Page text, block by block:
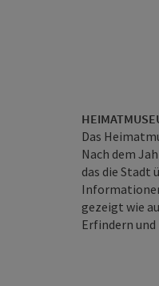
Das
Nach dem
das die Stadt
gezeigt wie
Erfindern und